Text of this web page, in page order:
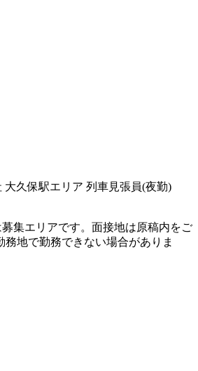
大久保駅エリア 列車見張員(夜勤)
集エリアです。面接地は原稿内をご
務地で勤務できない場合がありま